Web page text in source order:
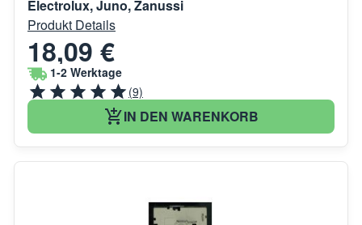
Electrolux, Juno, Zanussi
Produkt Details
18,09 €
1-2 Werktage
(9)
IN DEN WARENKORB